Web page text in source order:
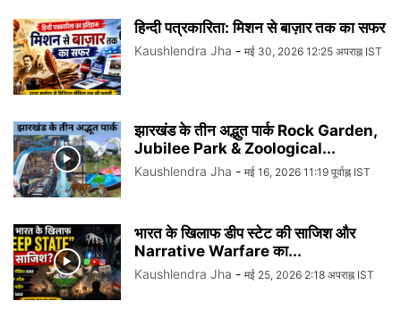
हिन्दी पत्रकारिता: मिशन से बाज़ार तक का सफर
Kaushlendra Jha - मई 30, 2026 12:25 अपराह्न IST
झारखंड के तीन अद्भुत पार्क Rock Garden,
Jubilee Park & Zoological...
Kaushlendra Jha - मई 16, 2026 11:19 पूर्वाह्न IST
भारत के खिलाफ डीप स्टेट की साजिश और
Narrative Warfare का...
Kaushlendra Jha - मई 25, 2026 2:18 अपराह्न IST